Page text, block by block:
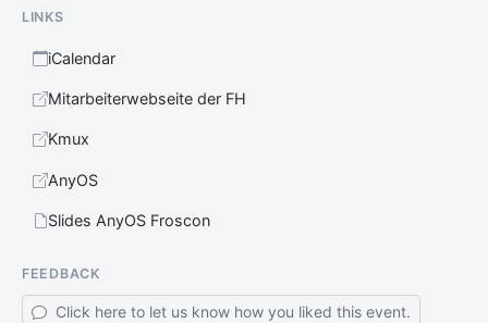
LINKS
iCalendar
Mitarbeiterwebseite der FH
Kmux
AnyOS
Slides AnyOS Froscon
FEEDBACK
Click here to let us know how you liked this event.